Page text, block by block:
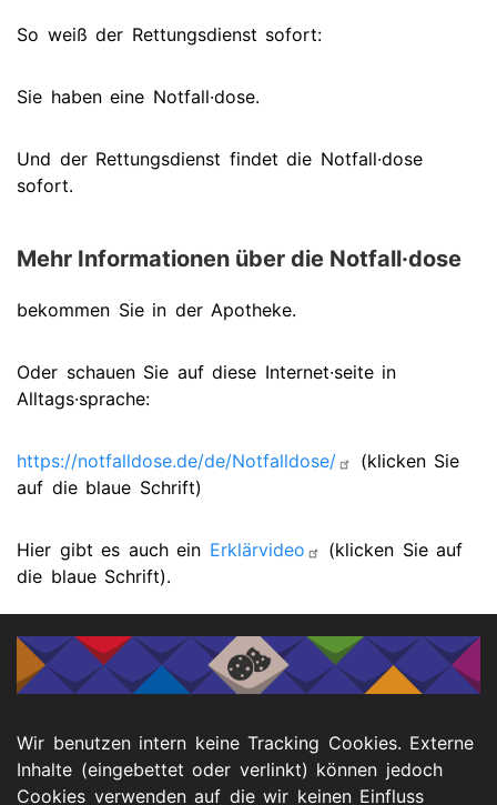
So weiß der Rettungsdienst sofort:
Sie haben eine Notfall·dose.
Und der Rettungsdienst findet die Notfall·dose
sofort.
Mehr Informationen über die Notfall·dose
bekommen Sie in der Apotheke.
Oder schauen Sie auf diese Internet·seite in
Alltags·sprache:
https://notfalldose.de/de/Notfalldose/
(klicken Sie
auf die blaue Schrift)
Hier gibt es auch ein Erklärvideo
(klicken Sie auf
die blaue Schrift).
Bei der Stadt Bochum gibt es ein Infoheft in
Leichter Sprache:
Schrift).
Wir benutzen intern keine Tracking Cookies. Externe
Inhalte (eingebettet oder verlinkt) können jedoch
Cookies verwenden auf die wir keinen Einfluss